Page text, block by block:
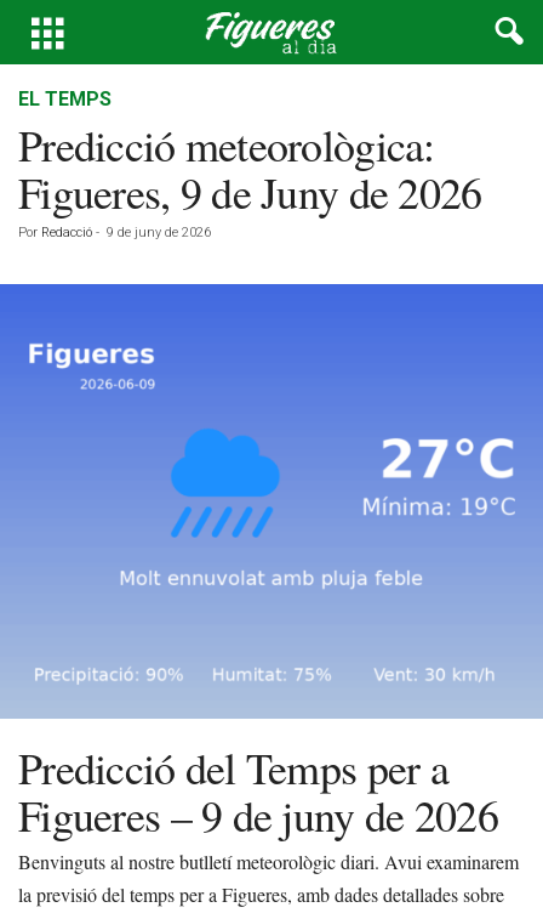
EL TEMPS
Predicció meteorològica:
Figueres, 9 de Juny de 2026
Por Redacció - 9 de juny de 2026
Predicció del Temps per a
Figueres – 9 de juny de 2026
Benvinguts al nostre butlletí meteorològic diari. Avui examinarem
la previsió del temps per a Figueres, amb dades detallades sobre